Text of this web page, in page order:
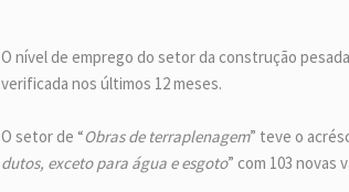
O nível de emprego do setor da construção
verificada nos últimos 12 meses.
O setor de “Obras de terraplenagem” teve o
dutos, exceto para água e esgoto” com 103 novas